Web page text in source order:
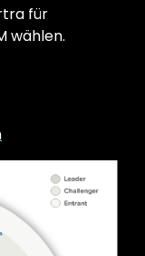
für
wählen.